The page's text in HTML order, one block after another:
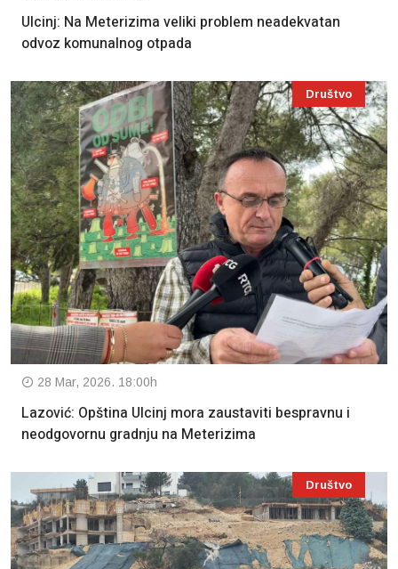
Ulcinj: Na Meterizima veliki problem neadekvatan
odvoz komunalnog otpada
Društvo
28 Mar, 2026. 18:00h
Lazović: Opština Ulcinj mora zaustaviti bespravnu i
neodgovornu gradnju na Meterizima
Društvo